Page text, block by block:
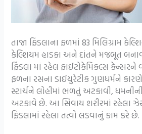
તાજા ફિંડલાના ફળમાં 83 મિલિગ્રામ
કેલ્શિયમ હાડકા અને દાંતને મજબૂત
ફિંડલા માં રહેલ ફાઈટોકેમિકલ્સ
ફળના રસના ડાઈયુરેટીક ગુણધર્મને
સ્ટાર્ચને લોહીમાં ભળતું અટકાવી,
અટકાવે છે. આ સિવાય શરીરમાં રહેલા
ફિંડલામાં રહેલા તત્વો લડવાનું કામ કરે છે.